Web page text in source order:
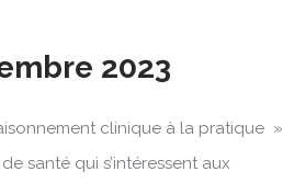
2023
clinique à la pratique »
santé qui s’intéressent aux